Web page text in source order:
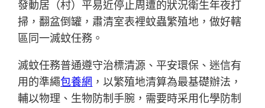
發動居（村）平易近停止周遭的狀況衛生年夜打
掃，翻盆倒罐，肅清室表裡蚊蟲繁殖地，做好轄
區同一滅蚊任務。
滅蚊任務普通遵守治標清源、平安環保、迷信有
用的準繩包養網 ，以繁殖地清算為最基礎辦法，
輔以物理、生物防制手腕，需要時采用化學防制